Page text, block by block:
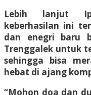
Lebih lanjut
keberhasilan ini
dan enegri baru
Trenggalek untuk
sehingga bisa
hebat di ajang
“Mohon doa dan